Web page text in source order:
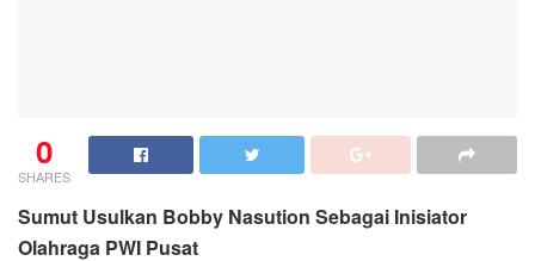
0
SHARES
Sumut Usulkan Bobby Nasution Sebagai Inisiator
Olahraga PWI Pusat